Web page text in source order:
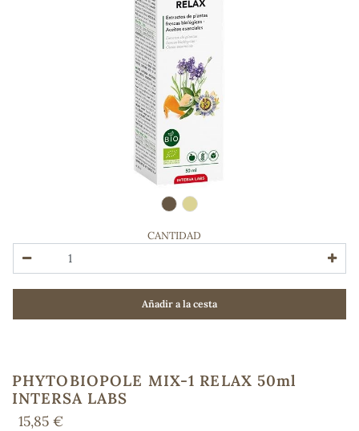
CANTIDAD
Añadir a la cesta
PHYTOBIOPOLE MIX-1 RELAX 50ml
INTERSA LABS
15,85 €